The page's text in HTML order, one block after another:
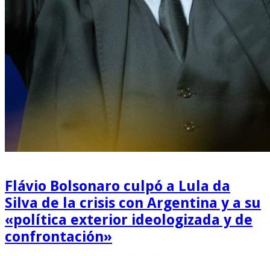
Flávio Bolsonaro culpó a Lula da
Silva de la crisis con Argentina y a su
«política exterior ideologizada y de
confrontación»